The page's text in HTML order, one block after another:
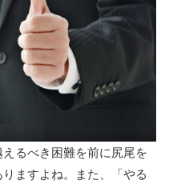
るべき困難を前に尻尾を
ますよね。また、「やる